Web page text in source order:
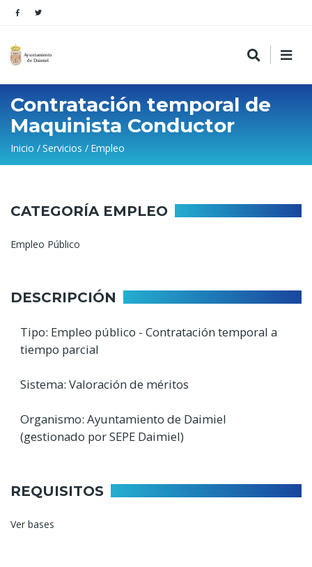
Contratación temporal de
Maquinista Conductor
Sobrescribir
enlaces
ayuda
a
la
Inicio Servicios Empleo
CATEGORÍA EMPLEO
Empleo Público
DESCRIPCIÓN
Tipo: Empleo público - Contratación temporal a
tiempo parcial
Sistema: Valoración de méritos
Organismo: Ayuntamiento de Daimiel
(gestionado por SEPE Daimiel)
REQUISITOS
Ver bases